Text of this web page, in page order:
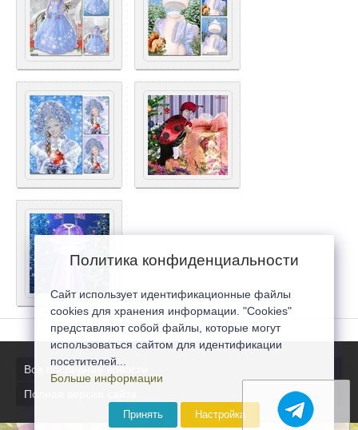
Все последние новости
Полная версия сайта
Политика конфиденциальности
Сайт использует идентификационные файлы
cookies для хранения информации. "Cookies"
представляют собой файлы, которые могут
использоваться сайтом для идентификации
посетителей...
Больше информации
Принять Настройка